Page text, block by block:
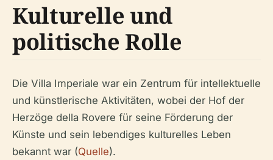
Kulturelle und
politische Rolle
Die Villa Imperiale war ein Zentrum für intellektuelle
und künstlerische Aktivitäten, wobei der Hof der
Herzöge della Rovere für seine Förderung der
Künste und sein lebendiges kulturelles Leben
bekannt war (Quelle).